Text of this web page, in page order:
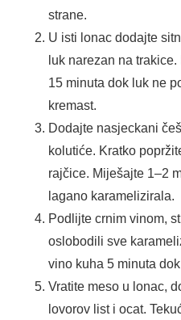
strane.
U isti lonac dodajte
luk narezan na
15 minuta dok luk ne
kremast.
Dodajte nasjeckani
kolutiće. Kratko
rajčice. Miješajte 1–2
lagano karamelizirala.
Podlijte crnim vinom,
oslobodili sve
vino kuha 5 minuta
Vratite meso u lonac,
lovorov list i ocat.